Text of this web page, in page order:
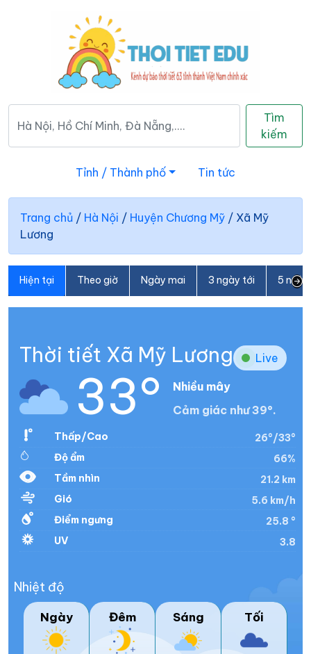
Tìm
kiếm
Tỉnh / Thành phố Tin tức
Trang chủ / Hà Nội / Huyện Chương Mỹ / Xã Mỹ
Lương
Hiện tại Theo giờ Ngày mai 3 ngày tới 5
Thời tiết Xã Mỹ Lương Live
33°
Nhiều mây
Cảm giác như 39°.
Thấp/Cao
26°/33°
Độ ẩm
66%
Tầm nhìn
21.2 km
Gió
5.6 km/h
Điểm ngưng
25.8 °
UV
3.8
Nhiệt độ
Ngày Đêm Sáng Tối